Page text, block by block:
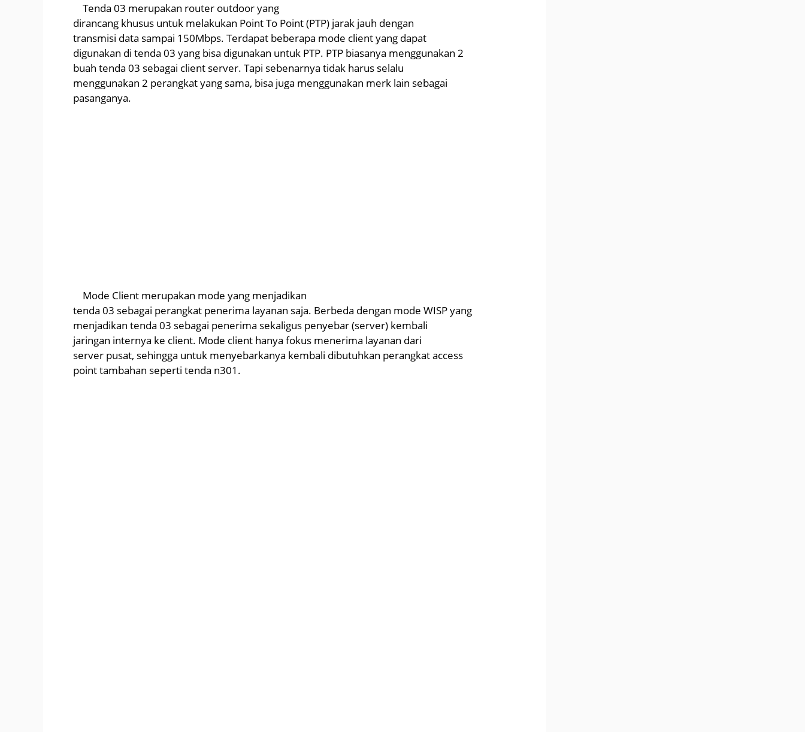
Tenda 03 merupakan router outdoor yang
dirancang khusus untuk melakukan Point To Point (PTP) jarak jauh dengan
transmisi data sampai 150Mbps. Terdapat beberapa mode client yang dapat
digunakan di tenda 03 yang bisa digunakan untuk PTP. PTP biasanya menggunakan 2
buah tenda 03 sebagai client server. Tapi sebenarnya tidak harus selalu
menggunakan 2 perangkat yang sama, bisa juga menggunakan merk lain sebagai
pasanganya.
Mode Client merupakan mode yang menjadikan
tenda 03 sebagai perangkat penerima layanan saja. Berbeda dengan mode WISP yang
menjadikan tenda 03 sebagai penerima sekaligus penyebar (server) kembali
jaringan internya ke client. Mode client hanya fokus menerima layanan dari
server pusat, sehingga untuk menyebarkanya kembali dibutuhkan perangkat access
point tambahan seperti tenda n301.